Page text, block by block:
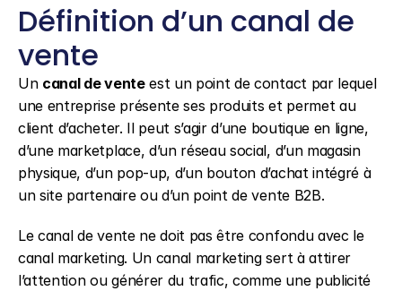
Définition d’un canal de
vente
Un canal de vente est un point de contact par lequel
une entreprise présente ses produits et permet au
client d’acheter. Il peut s’agir d’une boutique en ligne,
d’une marketplace, d’un réseau social, d’un magasin
physique, d’un pop-up, d’un bouton d’achat intégré à
un site partenaire ou d’un point de vente B2B.
Le canal de vente ne doit pas être confondu avec le
canal marketing. Un canal marketing sert à attirer
l’attention ou générer du trafic, comme une publicité